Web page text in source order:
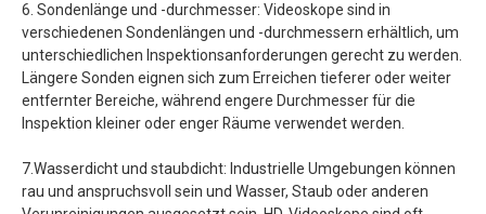
6. Sondenlänge und -durchmesser: Videoskope sind in
verschiedenen Sondenlängen und -durchmessern erhältlich, um
unterschiedlichen Inspektionsanforderungen gerecht zu werden.
Längere Sonden eignen sich zum Erreichen tieferer oder weiter
entfernter Bereiche, während engere Durchmesser für die
Inspektion kleiner oder enger Räume verwendet werden.
7.Wasserdicht und staubdicht: Industrielle Umgebungen können
rau und anspruchsvoll sein und Wasser, Staub oder anderen